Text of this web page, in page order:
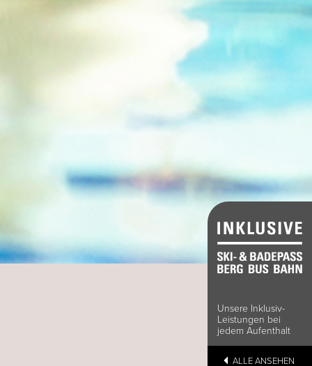
Unsere Inklusiv-
Leistungen bei
jedem Aufenthalt
ALLE ANSEHEN